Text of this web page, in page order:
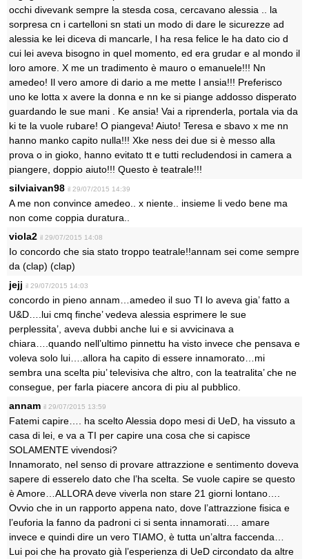
occhi divevank sempre la stesda cosa, cercavano alessia .. la
sorpresa cn i cartelloni sn stati un modo di dare le sicurezze ad
alessia ke lei diceva di mancarle, l ha resa felice le ha dato cio d
cui lei aveva bisogno in quel momento, ed era grudar e al mondo il
loro amore. X me un tradimento è mauro o emanuele!!! Nn
amedeo! Il vero amore di dario a me mette l ansia!!! Preferisco
uno ke lotta x avere la donna e nn ke si piange addosso disperato
guardando le sue mani . Ke ansia! Vai a riprenderla, portala via da
ki te la vuole rubare! O piangeva! Aiuto! Teresa e sbavo x me nn
hanno manko capito nulla!!! Xke ness dei due si è messo alla
prova o in gioko, hanno evitato tt e tutti recludendosi in camera a
piangere, doppio aiuto!!! Questo è teatrale!!!
silviaivan98 il 29/07/2015 14:39
A me non convince amedeo.. x niente.. insieme li vedo bene ma
non come coppia duratura..
viola2 il 29/07/2015 14:08
Io concordo che sia stato troppo teatrale!!annam sei come sempre
da (clap) (clap)
jejj il 29/07/2015 14:03
concordo in pieno annam…amedeo il suo TI lo aveva gia’ fatto a
U&D….lui cmq finche’ vedeva alessia esprimere le sue
perplessita’, aveva dubbi anche lui e si avvicinava a
chiara….quando nell’ultimo pinnettu ha visto invece che pensava e
voleva solo lui….allora ha capito di essere innamorato…mi
sembra una scelta piu’ televisiva che altro, con la teatralita’ che ne
consegue, per farla piacere ancora di piu al pubblico.
annam il 29/07/2015 13:59
Fatemi capire…. ha scelto Alessia dopo mesi di UeD, ha vissuto a
casa di lei, e va a TI per capire una cosa che si capisce
SOLAMENTE vivendosi?
Innamorato, nel senso di provare attrazzione e sentimento doveva
sapere di esserelo dato che l’ha scelta. Se vuole capire se questo
è Amore…ALLORA deve viverla non stare 21 giorni lontano….
Ovvio che in un rapporto appena nato, dove l’attrazzione fisica e
l’euforia la fanno da padroni ci si senta innamorati…. amare
invece e quindi dire un vero TIAMO, è tutta un’altra faccenda…
Lui poi che ha provato già l’esperienza di UeD circondato da altre